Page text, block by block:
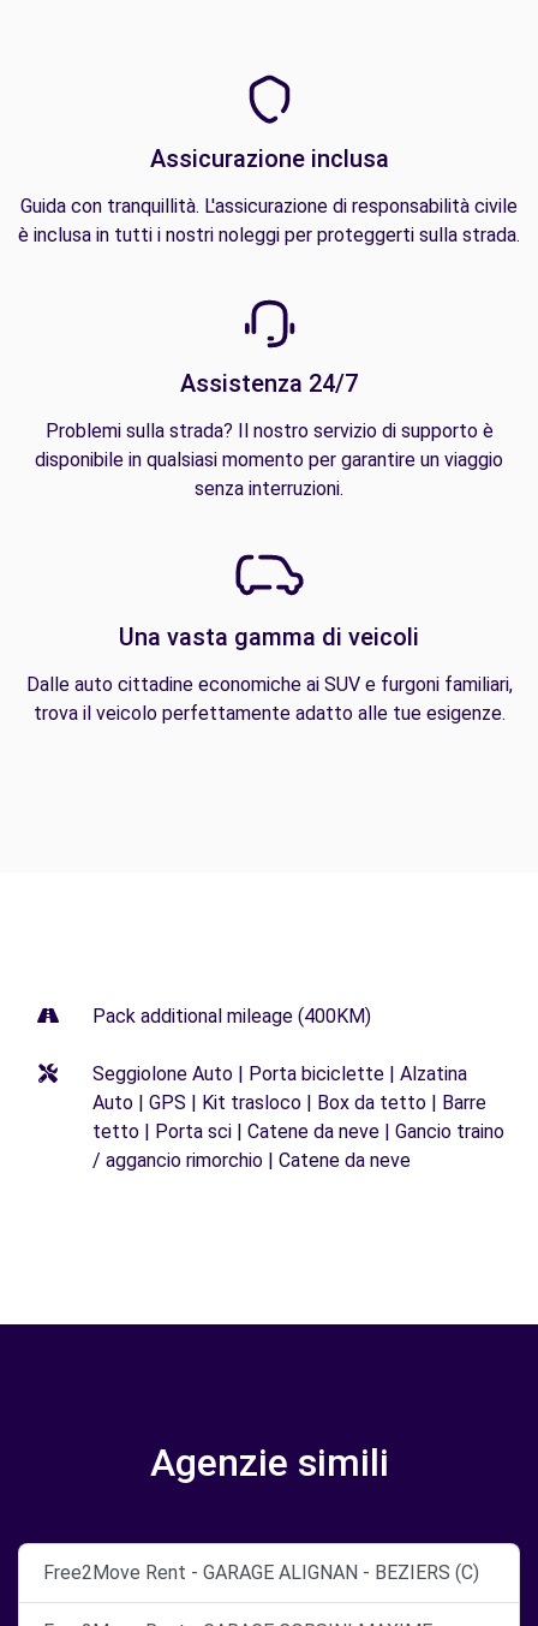
Assicurazione inclusa
Guida con tranquillità. L'assicurazione di responsabilità civile
è inclusa in tutti i nostri noleggi per proteggerti sulla strada.
Assistenza 24/7
Problemi sulla strada? Il nostro servizio di supporto è
disponibile in qualsiasi momento per garantire un viaggio
senza interruzioni.
Una vasta gamma di veicoli
Dalle auto cittadine economiche ai SUV e furgoni familiari,
trova il veicolo perfettamente adatto alle tue esigenze.
Pack additional mileage (400KM)
Seggiolone Auto | Porta biciclette | Alzatina
Auto | GPS | Kit trasloco | Box da tetto | Barre
tetto | Porta sci | Catene da neve | Gancio traino
/ aggancio rimorchio | Catene da neve
Agenzie simili
Free2Move Rent - GARAGE ALIGNAN - BEZIERS (C)